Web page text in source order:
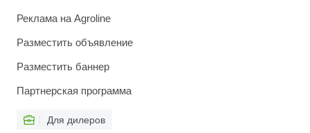
Реклама на Agroline
Разместить объявление
Разместить баннер
Партнерская программа
Для дилеров